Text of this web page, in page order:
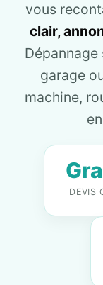
vous
clair,
garage
machine,
DEVIS